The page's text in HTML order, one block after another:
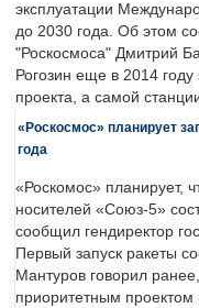
эксплуатации
до 2030 года. Об этом
"Роскосмоса" Дмитрий
Рогозин еще в 2014
проекта, а самой
«Роскосмос» планирует
года
«Роскомос» планирует,
носителей «Союз-5»
сообщил гендиректор
Первый запуск ракеты
Мантуров говорил
приоритетным проектом